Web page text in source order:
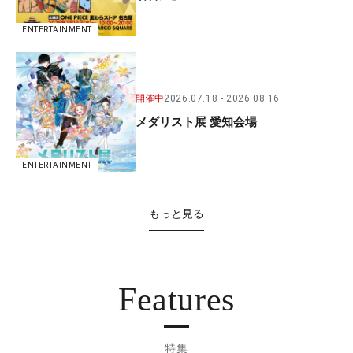
ENTERTAINMENT
ENTERTAINMENT
開催中2026.07.18 2026.08.16
メダリスト展 愛知会場
もっと見る
Features
特集